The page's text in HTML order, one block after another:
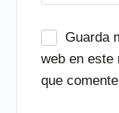
Guarda
web en este
que